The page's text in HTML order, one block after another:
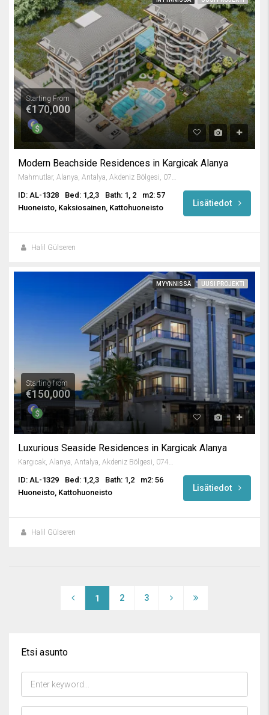
Starting From
€170,000
Modern Beachside Residences in Kargicak Alanya
Mahmutlar, Alanya, Antalya, Akdeniz Bölgesi, 07450, Türkiye
ID: AL-1328 Bed: 1,2,3 Bath: 1, 2
m2: 57
Huoneisto, Kaksiosainen, Kattohuoneisto
Lisätiedot
Halil Gülseren
MYYNNISSÄ UUSI PROJEKTI
Starting from
€150,000
Luxurious Seaside Residences in Kargicak Alanya
ID: AL-1329 Bed: 1,2,3 Bath: 1,2
m2: 56
Huoneisto, Kattohuoneisto
Lisätiedot
Halil Gülseren
1 2 3
Etsi asunto